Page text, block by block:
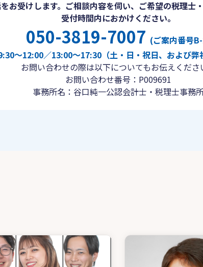
お受けします。ご相談内容を伺い、ご希望の税理士
受付時間内におかけください。
050-3819-7007 (ご案内番号
〜12:00／13:00〜17:30（土・日・祝日、および弊
お問い合わせの際は以下についてもお伝えくださ
お問い合わせ番号：P009691
事務所名：谷口純一公認会計士・税理士事務